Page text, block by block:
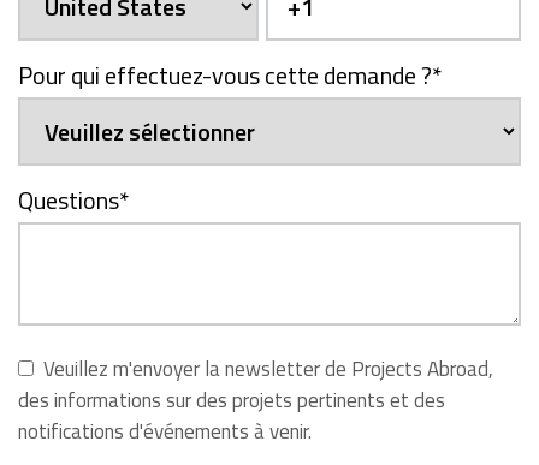
Pour qui effectuez-vous cette demande ?*
Questions*
Veuillez m'envoyer la newsletter de Projects Abroad,
des informations sur des projets pertinents et des
notifications d'événements à venir.